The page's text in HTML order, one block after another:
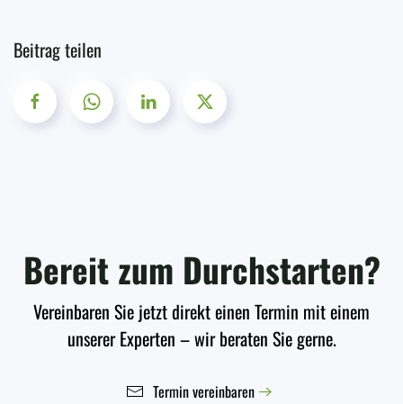
Beitrag teilen
Bereit zum Durchstarten?
Vereinbaren Sie jetzt direkt einen Termin mit einem
unserer Experten – wir beraten Sie gerne.
Termin vereinbaren